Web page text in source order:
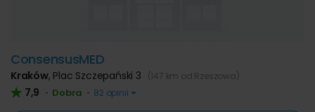
ConsensusMED
Kraków, Plac Szczepański 3 (147 km od Rzeszowa)
7,9 • Dobra • 82 opinii